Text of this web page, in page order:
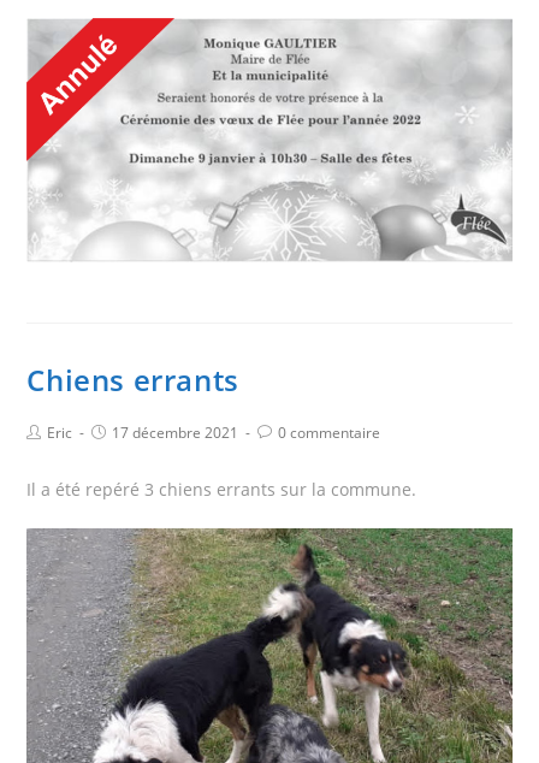
Chiens errants
Eric 17 décembre 2021 0 commentaire
Il a été repéré 3 chiens errants sur la commune.